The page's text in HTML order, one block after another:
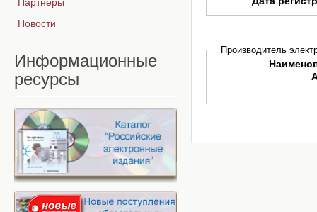
Производитель
Партнеры
Новости
Информационные
ресурсы